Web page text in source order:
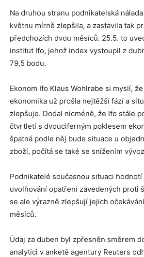
Na druhou stranu podnikatelská
květnu mírně zlepšila, a zastavila tak
předchozích dvou měsíců. 25.5. to
institut Ifo, jehož index vystoupil z
79,5 bodu.
Ekonom Ifo Klaus Wohlrabe si myslí,
ekonomika už prošla nejtěžší fází a
zlepšuje. Dodal nicméně, že Ifo stále
čtvrtletí s dvouciferným poklesem
špatná podle něj bude situace u
zboží, počítá se také se snížením
Podnikatelé současnou situaci
uvolňování opatření zavedených proti
se ale výrazně zlepšují jejich
měsíců.
Údaj za duben byl zpřesněn směrem
analytici v anketě agentury Reuters